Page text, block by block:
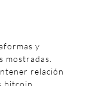
y
mostradas.
relación